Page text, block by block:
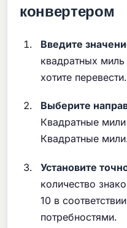
конвертером
Введите
квадратных
хотите перевести.
Выберите
Квадратные
Квадратные
Установите
количество
10 в
потребностями.